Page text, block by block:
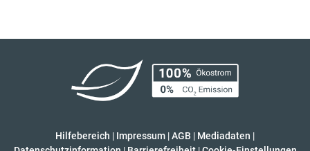
Hilfebereich | Impressum |AGB | Mediadaten |